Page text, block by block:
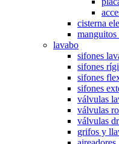
cisterna
lavabo
sifones
sifones
sifones
sifones
válvulas
válvulas
válvulas
grifos y